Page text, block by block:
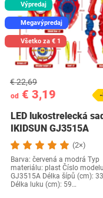
Výpredaj
Megavýpredaj
Všetko za € 1
od € 3,19
€ 22,69
LED lukostrelecká
IKIDSUN GJ3515A
(2×)
Barva: červená a modrá Typ
materiálu: plast Číslo
‎GJ3515A Délka šípů (cm): 33
Délka luku (cm): 59…